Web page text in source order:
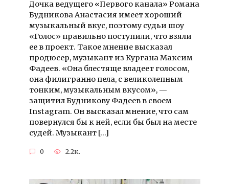
Дочка ведущего «Первого канала» Романа
Будникова Анастасия имеет хороший
музыкальный вкус, поэтому судьи шоу
«Голос» правильно поступили, что взяли
ее в проект. Такое мнение высказал
продюсер, музыкант из Кургана Максим
Фадеев. «Она блестяще владеет голосом,
она филигранно пела, с великолепным
тонким, музыкальным вкусом», —
защитил Будникову Фадеев в своем
Instagram. Он высказал мнение, что сам
повернулся бы к ней, если бы был на месте
судей. Музыкант […]
0 2.2к.